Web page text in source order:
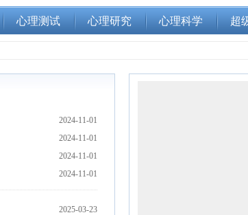
心理测试 心理研究 心理科学 超
2024-11-01
2024-11-01
2024-11-01
2024-11-01
2025-03-23